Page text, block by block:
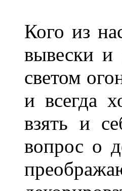
Кого из
вывески и
светом
и всегда
взять и
вопрос о